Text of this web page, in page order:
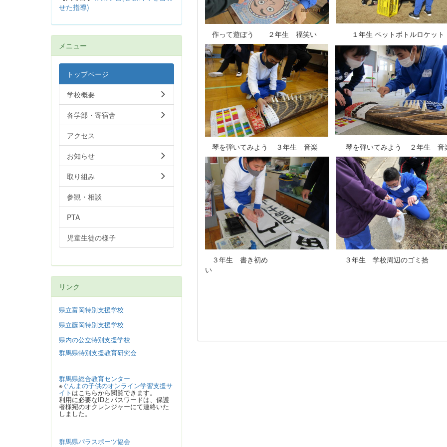
作って遊ぼう ２年生 福笑い １年生 ペットボトルロケット
琴を弾いてみよう ３年生 音楽 琴を弾いてみよう ２年生 音
３年生 書き初め ３年生 学校周辺のゴミ拾
い
せた指導)
メニュー
トップページ
学校概要
各学部・寄宿舎
アクセス
お知らせ
取り組み
参観・相談
PTA
児童生徒の様子
リンク
県立富岡特別支援学校
県立藤岡特別支援学校
県内の公立特別支援学校
群馬県特別支援教育研究会
群馬県総合教育センター
※ぐんまの子供のオンライン学習支援サ
イト はこちらから閲覧できます。
利用に必要なIDとパスワードは、保護
者様宛のオクレンジャーにて連絡いた
しました。
群馬県パラスポーツ協会